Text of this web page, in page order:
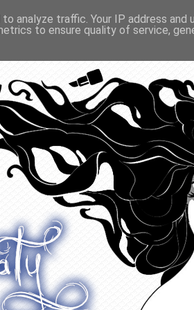
KONKURSY POLECANE
analyze traffic. Your IP address and
to ensure quality of service,